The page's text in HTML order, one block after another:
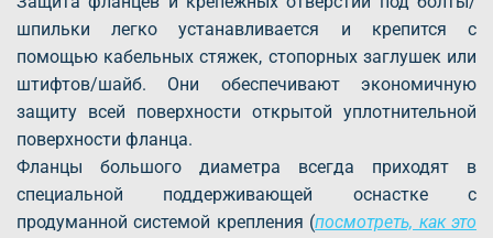
шпильки легко устанавливается и крепится с
помощью кабельных стяжек, стопорных заглушек или
штифтов/шайб. Они обеспечивают экономичную
защиту всей поверхности открытой уплотнительной
поверхности фланца.
Фланцы большого диаметра всегда приходят в
специальной поддерживающей оснастке с
продуманной системой крепления (посмотреть, как это